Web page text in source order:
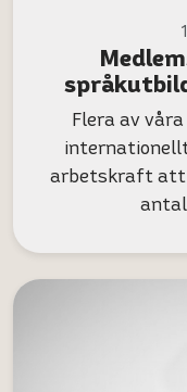
Flera av
arbetskraft att